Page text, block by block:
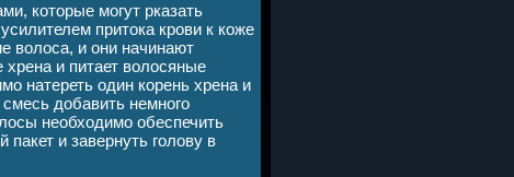
которые могут рказать
притока крови к коже
волоса, и они начинают
хрена и питает волосяные
натереть один корень хрена и
добавить немного
необходимо обеспечить
и завернуть голову в